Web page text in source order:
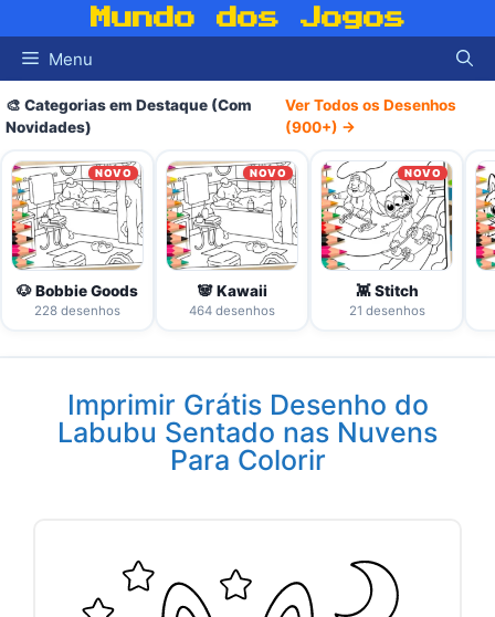
para
conteúdo
Mundo dos Jogos
Menu
🎨 Categorias em Destaque (Com
Novidades)
Ver Todos os Desenhos
(900+) →
NOVO
🐶 Bobbie Goods
228 desenhos
NOVO
🐼 Kawaii
464 desenhos
NOVO
👾 Stitch
21 desenhos
Imprimir Grátis Desenho do
Labubu Sentado nas Nuvens
Para Colorir